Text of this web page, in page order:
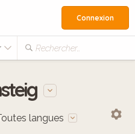
Rechercher…
Connexion
langues